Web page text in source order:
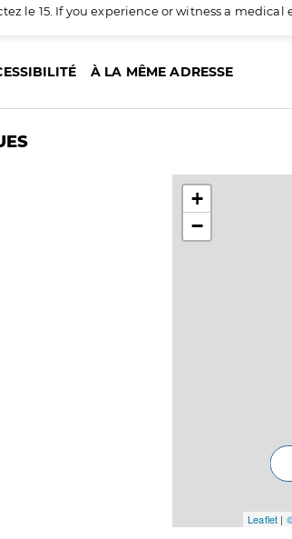
le 15. If you experience or witness a
À LA MÊME ADRESSE
+
−
Leaflet |